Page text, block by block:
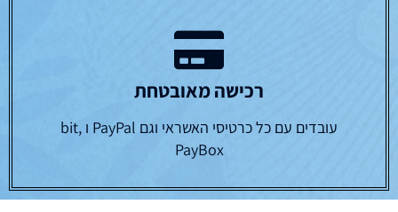
רכישה מאובטחת
עובדים עם כל כרטיסי האשראי וגם PayPal ו bit,
PayBox